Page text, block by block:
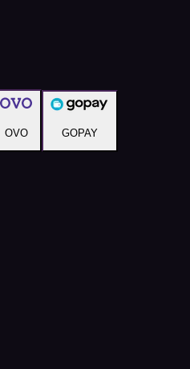
OVO GOPAY